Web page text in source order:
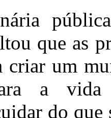
que as
criar um
a vida
do que